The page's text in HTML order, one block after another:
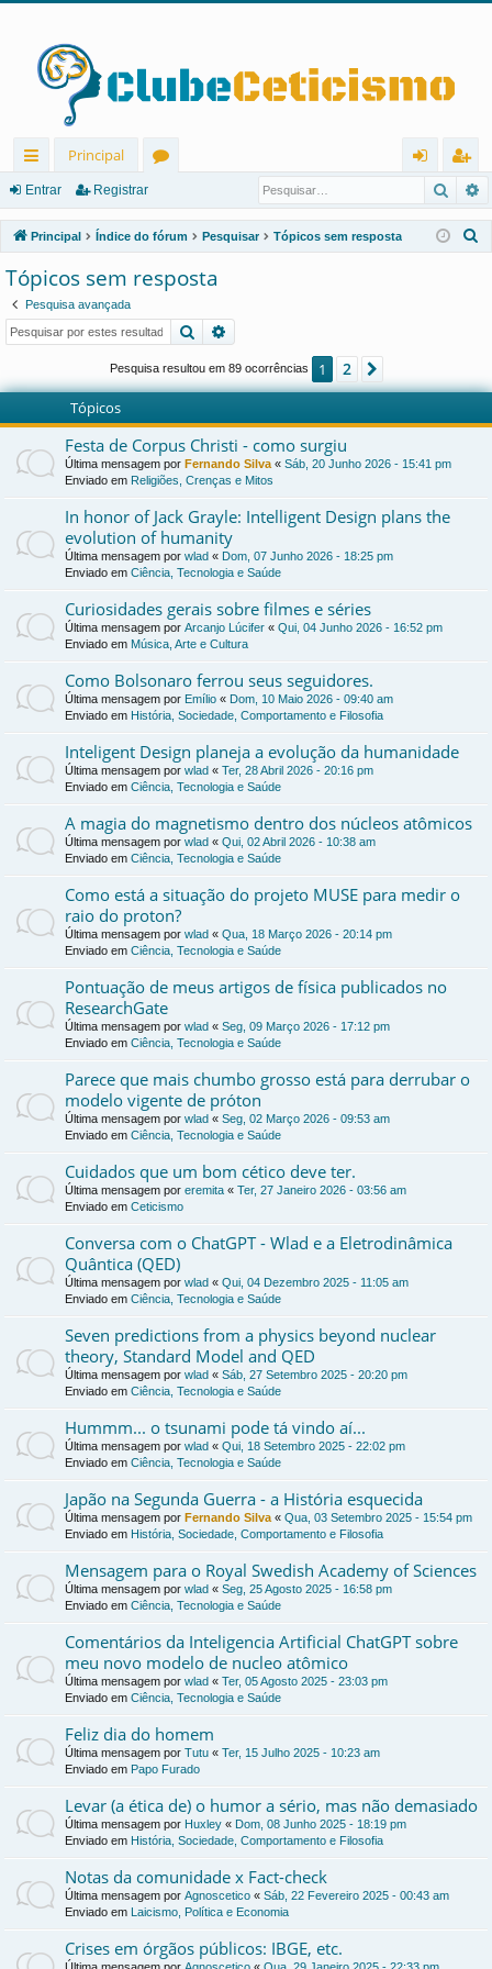
in
ks
rá
pi
d
Principal
u
ns
ra
r
eg
ist
ra
Entrar Registrar
Principal Índice do fórum Pesquisar Tópicos sem resposta
r
Tópicos sem resposta
Pesquisa avançada
Pesquisar
Pesquisa resultou em 89 ocorrências 1 2
Tópicos
Festa de Corpus Christi - como surgiu
Última mensagem por Fernando Silva « Sáb, 20 Junho 2026 - 15:41 pm
Enviado em Religiões, Crenças e Mitos
In honor of Jack Grayle: Intelligent Design plans the
evolution of humanity
Última mensagem por wlad « Dom, 07 Junho 2026 - 18:25 pm
Enviado em Ciência, Tecnologia e Saúde
Curiosidades gerais sobre filmes e séries
Última mensagem por Arcanjo Lúcifer « Qui, 04 Junho 2026 - 16:52 pm
Enviado em Música, Arte e Cultura
Como Bolsonaro ferrou seus seguidores.
Última mensagem por Emílio « Dom, 10 Maio 2026 - 09:40 am
Enviado em História, Sociedade, Comportamento e Filosofia
Inteligent Design planeja a evolução da humanidade
Última mensagem por wlad « Ter, 28 Abril 2026 - 20:16 pm
Enviado em Ciência, Tecnologia e Saúde
A magia do magnetismo dentro dos núcleos atômicos
Última mensagem por wlad « Qui, 02 Abril 2026 - 10:38 am
Enviado em Ciência, Tecnologia e Saúde
Como está a situação do projeto MUSE para medir o
raio do proton?
Última mensagem por wlad « Qua, 18 Março 2026 - 20:14 pm
Enviado em Ciência, Tecnologia e Saúde
Pontuação de meus artigos de física publicados no
ResearchGate
Última mensagem por wlad « Seg, 09 Março 2026 - 17:12 pm
Enviado em Ciência, Tecnologia e Saúde
Parece que mais chumbo grosso está para derrubar o
modelo vigente de próton
Última mensagem por wlad « Seg, 02 Março 2026 - 09:53 am
Enviado em Ciência, Tecnologia e Saúde
Cuidados que um bom cético deve ter.
Última mensagem por eremita « Ter, 27 Janeiro 2026 - 03:56 am
Enviado em Ceticismo
Conversa com o ChatGPT - Wlad e a Eletrodinâmica
Quântica (QED)
Última mensagem por wlad « Qui, 04 Dezembro 2025 - 11:05 am
Enviado em Ciência, Tecnologia e Saúde
Seven predictions from a physics beyond nuclear
theory, Standard Model and QED
Última mensagem por wlad « Sáb, 27 Setembro 2025 - 20:20 pm
Enviado em Ciência, Tecnologia e Saúde
Hummm... o tsunami pode tá vindo aí...
Última mensagem por wlad « Qui, 18 Setembro 2025 - 22:02 pm
Enviado em Ciência, Tecnologia e Saúde
Japão na Segunda Guerra - a História esquecida
Última mensagem por Fernando Silva « Qua, 03 Setembro 2025 - 15:54 pm
Enviado em História, Sociedade, Comportamento e Filosofia
Mensagem para o Royal Swedish Academy of Sciences
Última mensagem por wlad « Seg, 25 Agosto 2025 - 16:58 pm
Enviado em Ciência, Tecnologia e Saúde
Comentários da Inteligencia Artificial ChatGPT sobre
meu novo modelo de nucleo atômico
Última mensagem por wlad « Ter, 05 Agosto 2025 - 23:03 pm
Enviado em Ciência, Tecnologia e Saúde
Feliz dia do homem
Última mensagem por Tutu « Ter, 15 Julho 2025 - 10:23 am
Enviado em Papo Furado
Levar (a ética de) o humor a sério, mas não demasiado
Última mensagem por Huxley « Dom, 08 Junho 2025 - 18:19 pm
Enviado em História, Sociedade, Comportamento e Filosofia
Notas da comunidade x Fact-check
Última mensagem por Agnoscetico « Sáb, 22 Fevereiro 2025 - 00:43 am
Enviado em Laicismo, Política e Economia
Crises em órgãos públicos: IBGE, etc.